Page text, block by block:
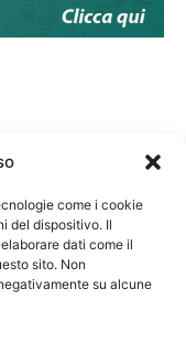
come i cookie
del dispositivo. Il
dati come il
sito. Non
su alcune
dei Biologi: